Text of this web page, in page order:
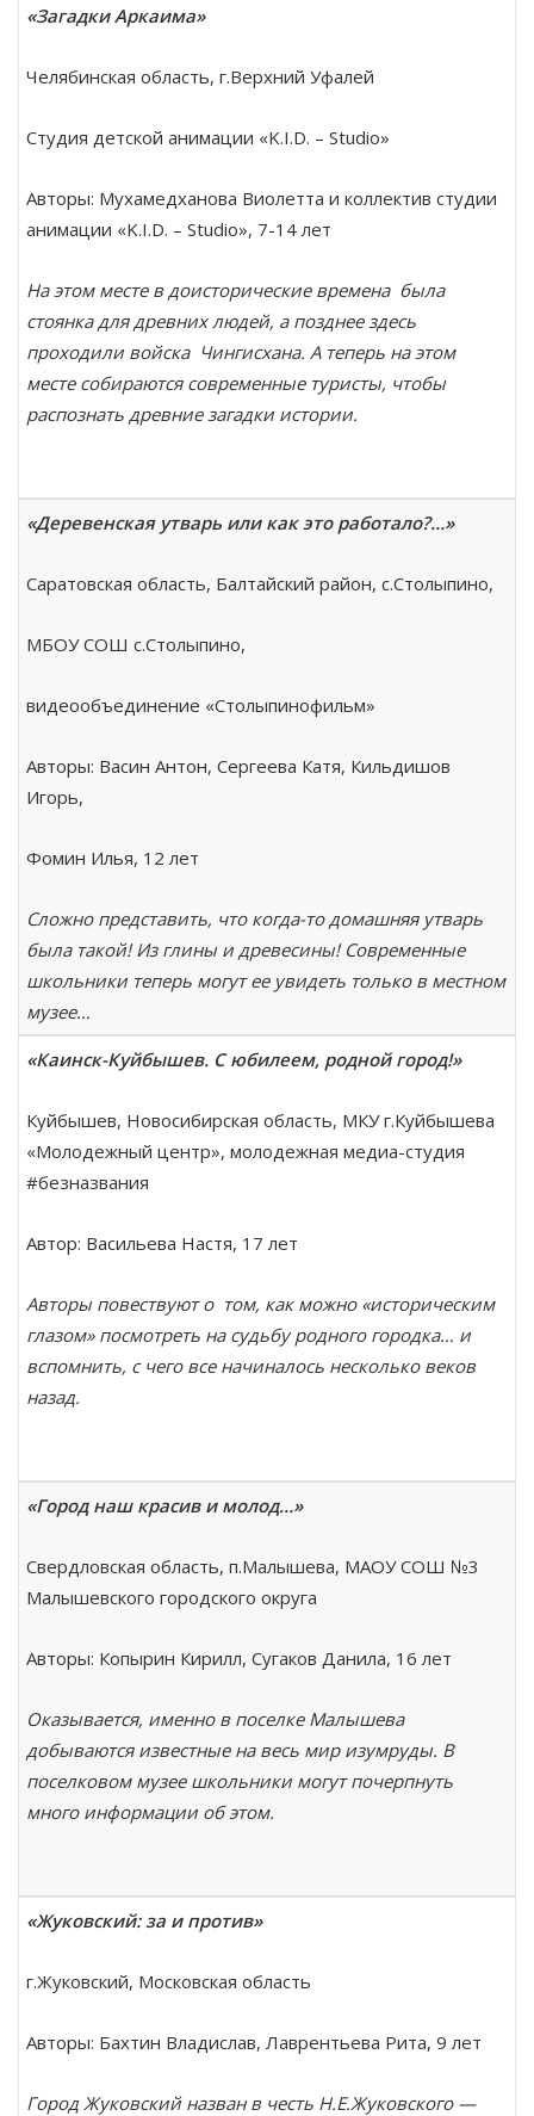
«Загадки Аркаима»
Челябинская область, г.Верхний Уфалей
Студия детской анимации «K.I.D. – Studio»
Авторы: Мухамедханова Виолетта и коллектив студии
анимации «K.I.D. – Studio», 7-14 лет
На этом месте в доисторические времена была
стоянка для древних людей, а позднее здесь
проходили войска Чингисхана. А теперь на этом
месте собираются современные туристы, чтобы
распознать древние загадки истории.
«Деревенская утварь или как это работало?…»
Саратовская область, Балтайский район, с.Столыпино,
МБОУ СОШ с.Столыпино,
видеообъединение «Столыпинофильм»
Авторы: Васин Антон, Сергеева Катя, Кильдишов
Игорь,
Фомин Илья, 12 лет
Сложно представить, что когда-то домашняя утварь
была такой! Из глины и древесины! Современные
школьники теперь могут ее увидеть только в местном
музее…
«Каинск-Куйбышев. С юбилеем, родной город!»
Куйбышев, Новосибирская область, МКУ г.Куйбышева
«Молодежный центр», молодежная медиа-студия
#безназвания
Автор: Васильева Настя, 17 лет
Авторы повествуют о том, как можно «историческим
глазом» посмотреть на судьбу родного городка… и
вспомнить, с чего все начиналось несколько веков
назад.
«Город наш красив и молод…»
Свердловская область, п.Малышева, МАОУ СОШ №3
Малышевского городского округа
Авторы: Копырин Кирилл, Сугаков Данила, 16 лет
Оказывается, именно в поселке Малышева
добываются известные на весь мир изумруды. В
поселковом музее школьники могут почерпнуть
много информации об этом.
«Жуковский: за и против»
г.Жуковский, Московская область
Авторы: Бахтин Владислав, Лаврентьева Рита, 9 лет
Город Жуковский назван в честь Н.Е.Жуковского —